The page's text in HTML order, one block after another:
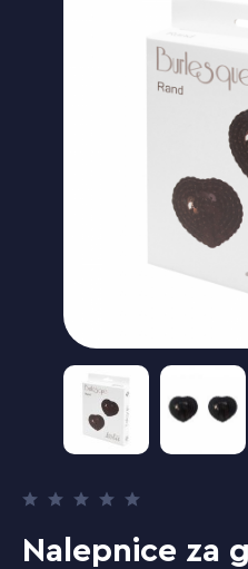
Nalepnice za